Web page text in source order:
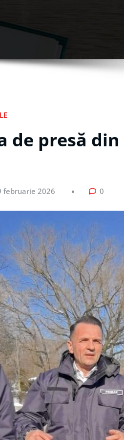
de presă
februarie 2026 0